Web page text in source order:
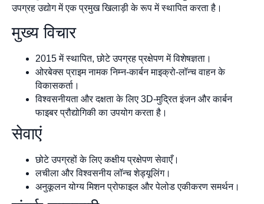
उपग्रह उद्योग में एक प्रमुख खिलाड़ी के रूप में स्थापित करता है।
मुख्य विचार
2015 में स्थापित, छोटे उपग्रह प्रक्षेपण में विशेषज्ञता।
ओरबेक्स प्राइम नामक निम्न-कार्बन माइक्रो-लॉन्च वाहन के
विकासकर्ता।
विश्वसनीयता और दक्षता के लिए 3D-मुद्रित इंजन और कार्बन
फाइबर प्रौद्योगिकी का उपयोग करता है।
सेवाएं
छोटे उपग्रहों के लिए कक्षीय प्रक्षेपण सेवाएँ।
लचीला और विश्वसनीय लॉन्च शेड्यूलिंग।
अनुकूलन योग्य मिशन प्रोफाइल और पेलोड एकीकरण समर्थन।